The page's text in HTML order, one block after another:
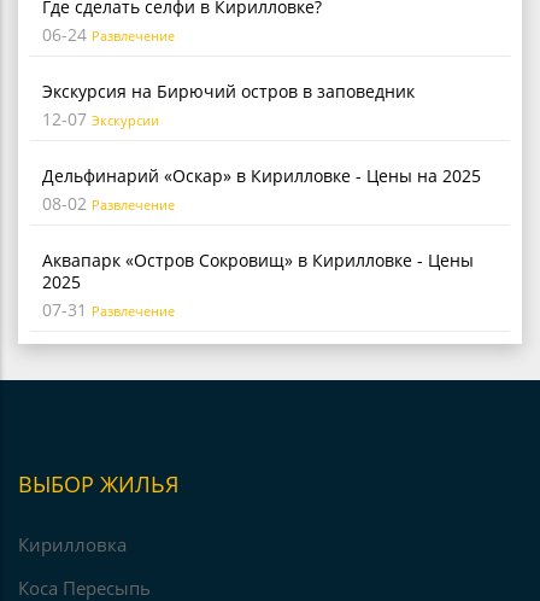
Где сделать селфи в Кирилловке?
06-24 Развлечение
Экскурсия на Бирючий остров в заповедник
12-07 Экскурсии
Дельфинарий «Оскар» в Кирилловке - Цены на 2025
08-02 Развлечение
Аквапарк «Остров Сокровищ» в Кирилловке - Цены
2025
07-31 Развлечение
ВЫБОР ЖИЛЬЯ
Кирилловка
Коса Пересыпь